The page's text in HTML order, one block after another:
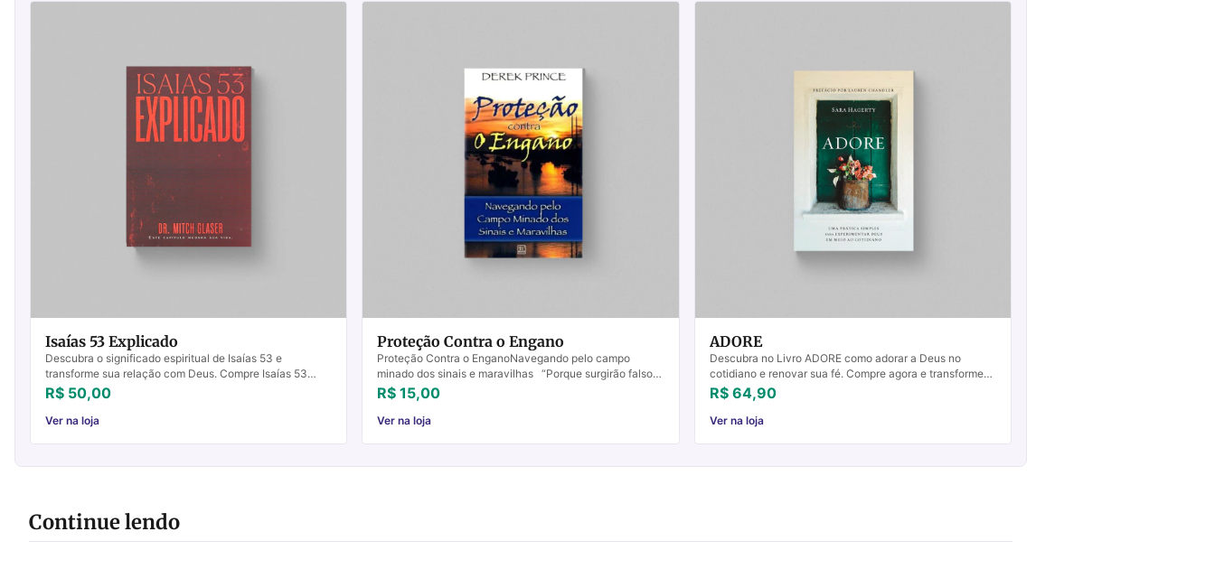
Isaías 53 Explicado
Descubra o significado espiritual de Isaías 53 e
transforme sua relação com Deus. Compre Isaías 53
Explicado e comece sua jornada hoje!
R$ 50,00
Ver na loja
Proteção Contra o Engano
Proteção Contra o EnganoNavegando pelo campo
minado dos sinais e maravilhas “Porque surgirão falsos
cristos e falsos profetas, e farão tão grandes sinais e...
R$ 15,00
Ver na loja
ADORE
Descubra no Livro ADORE como adorar a Deus no
cotidiano e renovar sua fé. Compre agora e transforme
seus momentos comuns em encontros divinos.
R$ 64,90
Ver na loja
Continue lendo